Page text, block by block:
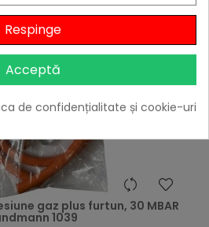
gaz plus furtun, 30 MBAR
1039
Respinge
Acceptă
de confidențialitate și cookie-uri